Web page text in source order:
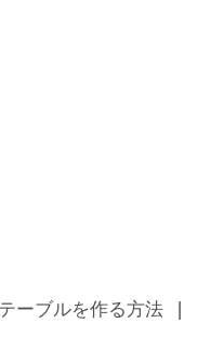
ーブルを作る方法 |